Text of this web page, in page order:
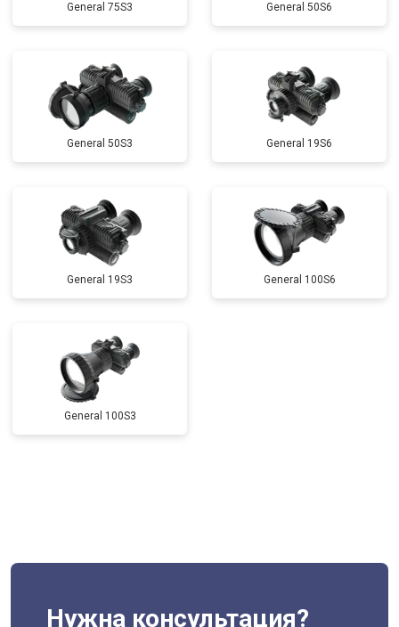
General 75S3 General 50S6
General 50S3 General 19S6
General 19S3 General 100S6
General 100S3
Нужна консультация?